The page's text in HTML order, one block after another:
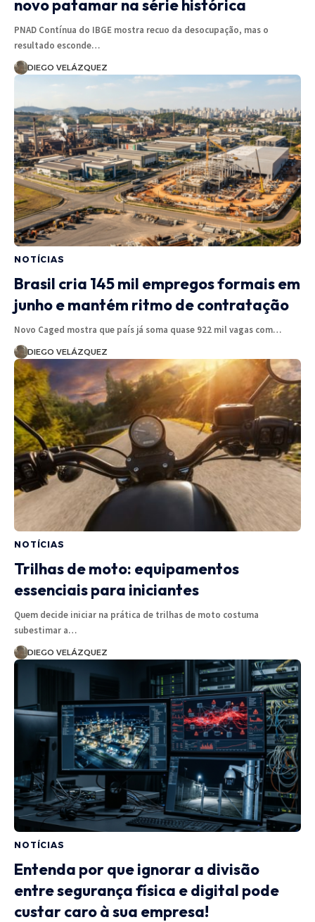
novo patamar na série histórica
PNAD Contínua do IBGE mostra recuo da desocupação, mas o
resultado esconde…
DIEGO VELÁZQUEZ
NOTÍCIAS
Brasil cria 145 mil empregos formais em
junho e mantém ritmo de contratação
Novo Caged mostra que país já soma quase 922 mil vagas com…
DIEGO VELÁZQUEZ
NOTÍCIAS
Trilhas de moto: equipamentos
essenciais para iniciantes
Quem decide iniciar na prática de trilhas de moto costuma
subestimar a…
DIEGO VELÁZQUEZ
NOTÍCIAS
Entenda por que ignorar a divisão
entre segurança física e digital pode
custar caro à sua empresa!